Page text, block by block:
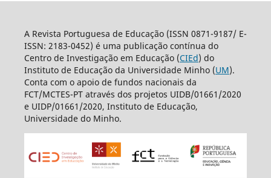
A Revista Portuguesa de Educação (ISSN 0871-9187/ E-
ISSN: 2183-0452) é uma publicação contínua do
Centro de Investigação em Educação (CIEd) do
Instituto de Educação da Universidade Minho (UM).
Conta com o apoio de fundos nacionais da
FCT/MCTES-PT através dos projetos UIDB/01661/2020
e UIDP/01661/2020, Instituto de Educação,
Universidade do Minho.